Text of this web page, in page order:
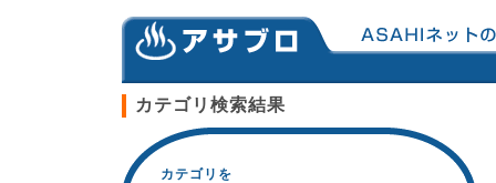
カテゴリ検索結果
カテゴリを